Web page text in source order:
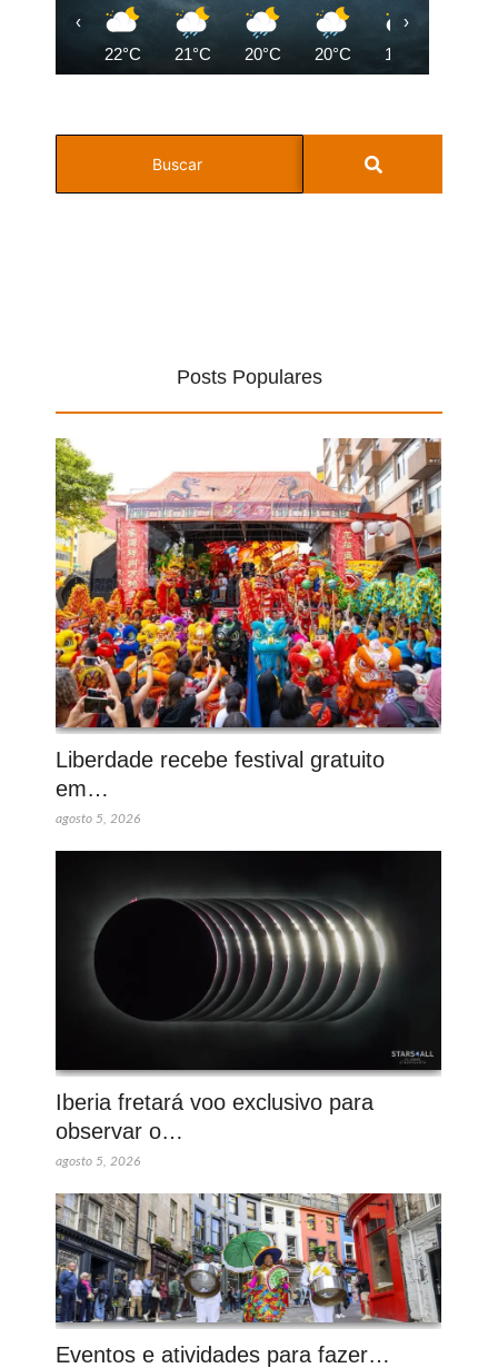
22°C 21°C 20°C 20°C 19°C
‹ ›
Posts Populares
Liberdade recebe festival gratuito
em…
agosto 5, 2026
Iberia fretará voo exclusivo para
observar o…
agosto 5, 2026
Eventos e atividades para fazer…